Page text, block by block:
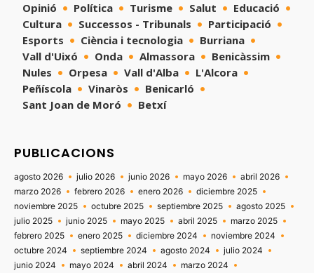
Opinió
Política Turisme Salut
Educació
Cultura
Successos - Tribunals
Participació
Esports
Ciència i tecnologia
Burriana
Vall d'Uixó
Onda Almassora
Benicàssim
Nules
Orpesa Vall d'Alba
L'Alcora
Peñíscola
Vinaròs
Benicarló
Sant Joan de Moró
Betxí
PUBLICACIONS
agosto 2026 julio 2026 junio 2026 mayo 2026
abril 2026
marzo 2026
febrero 2026 enero 2026
diciembre 2025
noviembre 2025
octubre 2025 septiembre 2025
agosto 2025
julio 2025
junio 2025 mayo 2025 abril 2025
marzo 2025
febrero 2025
enero 2025 diciembre 2024
noviembre 2024
octubre 2024
septiembre 2024 agosto 2024
julio 2024
junio 2024
mayo 2024 abril 2024
marzo 2024